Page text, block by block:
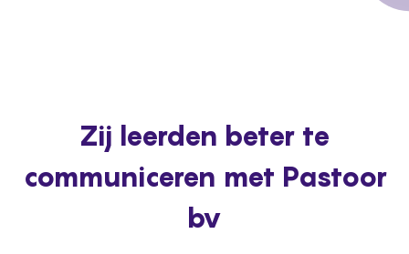
Zij leerden beter te
communiceren met Pastoor
bv